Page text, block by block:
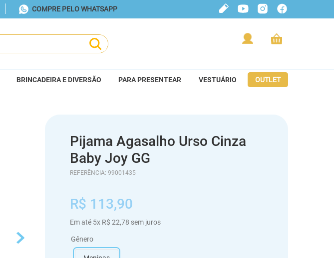
COMPRE PELO WHATSAPP
BRINCADEIRA E DIVERSÃO PARA PRESENTEAR VESTUÁRIO OUTLET
Pijama Agasalho Urso Cinza
Baby Joy GG
REFERÊNCIA: 99001435
R$ 113,90
Em até 5x R$ 22,78 sem juros
Gênero